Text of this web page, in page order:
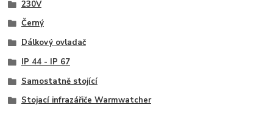
230V
Černý
Dálkový ovladač
IP 44 - IP 67
Samostatně stojící
Stojací infrazářiče Warmwatcher